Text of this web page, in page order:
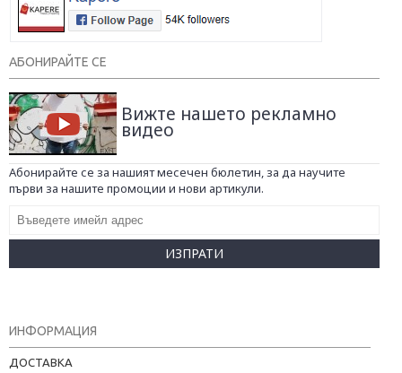
АБОНИРАЙТЕ СЕ
Вижте нашето рекламно
видео
Абонирайте се за нашият месечен бюлетин, за да научите
първи за нашите промоции и нови артикули.
ИЗПРАТИ
ИНФОРМАЦИЯ
ДОСТАВКА